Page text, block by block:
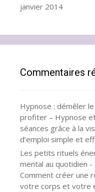
janvier 2014
Commentaires
Hypnose : démêler
profiter – Hypnose
séances grâce à la
d’emploi simple et
Les petits rituels
mental au quotidien
Comment créer une
votre corps et votre